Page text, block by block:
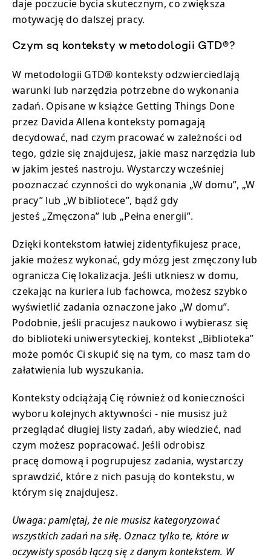
daje poczucie bycia skutecznym, co zwiększa
motywację do dalszej pracy.
Czym są konteksty w metodologii GTD®?
W metodologii GTD® konteksty odzwierciedlają
warunki lub narzędzia potrzebne do wykonania
zadań. Opisane w książce Getting Things Done
przez Davida Allena konteksty pomagają
decydować, nad czym pracować w zależności od
tego, gdzie się znajdujesz, jakie masz narzędzia lub
w jakim jesteś nastroju. Wystarczy wcześniej
pooznaczać czynności do wykonania „W domu”, „W
pracy” lub „W bibliotece”, bądź gdy
jesteś „Zmęczona” lub „Pełna energii”.
Dzięki kontekstom łatwiej zidentyfikujesz prace,
jakie możesz wykonać, gdy mózg jest zmęczony lub
ogranicza Cię lokalizacja. Jeśli utkniesz w domu,
czekając na kuriera lub fachowca, możesz szybko
wyświetlić zadania oznaczone jako „W domu”.
Podobnie, jeśli pracujesz naukowo i wybierasz się
do biblioteki uniwersyteckiej, kontekst „Biblioteka”
może pomóc Ci skupić się na tym, co masz tam do
załatwienia lub wyszukania.
Konteksty odciążają Cię również od konieczności
wyboru kolejnych aktywności - nie musisz już
przeglądać długiej listy zadań, aby wiedzieć, nad
czym możesz popracować. Jeśli odrobisz
pracę domową i pogrupujesz zadania, wystarczy
sprawdzić, które z nich pasują do kontekstu, w
którym się znajdujesz.
Uwaga: pamiętaj, że nie musisz kategoryzować
wszystkich zadań na siłę. Oznacz tylko te, które w
oczywisty sposób łączą się z danym kontekstem. W